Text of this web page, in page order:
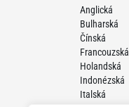
Anglická
Bulharská
Čínská
Francouzská
Holandská
Indonézská
Italská